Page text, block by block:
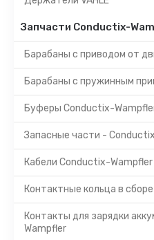
Запчасти Conductix-
Барабаны с приводом от
Барабаны с пружинным
Буферы Conductix-
Запасные части -
Кабели Conductix-Wampfler
Контактные кольца в
Контакты для зарядки
Wampfler